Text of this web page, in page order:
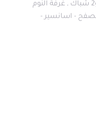
system) ـ مطبخ امريكان والرخام جلاكسي"غاز طبيعي" ـ غرفة النوم الرئيسية يوجد بها حمام و2 شباك ـ غرفة النوم
- اسانسير -